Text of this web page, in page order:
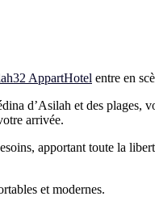
AppartHotel entre en
d’Asilah et des plages,
arrivée.
apportant toute la
et modernes.